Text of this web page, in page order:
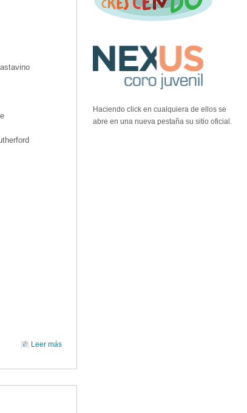
Leer mássobre CONCIERTO DE VERANO
Haciendo click en cualquiera de ellos se
abre en una nueva pestaña su sitio oficial.